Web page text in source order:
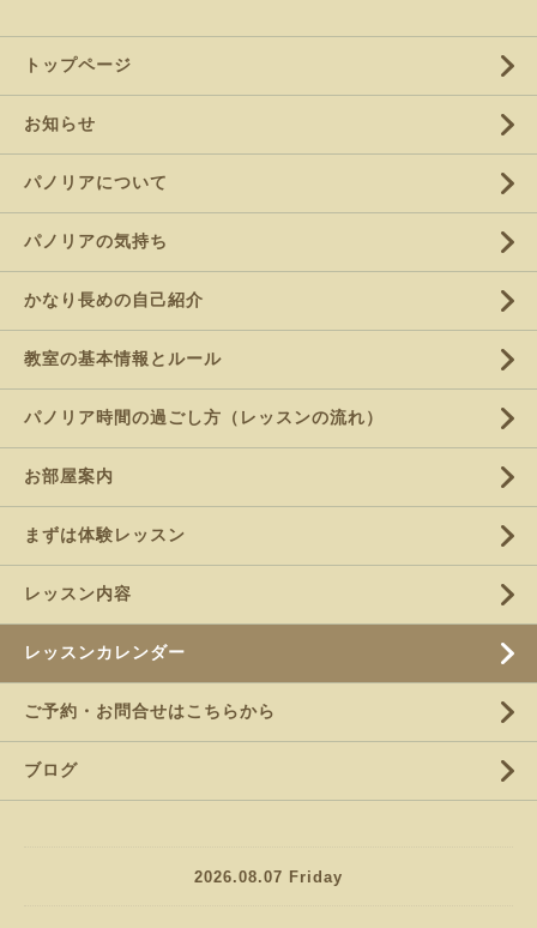
トップページ
お知らせ
パノリアについて
パノリアの気持ち
かなり長めの自己紹介
教室の基本情報とルール
パノリア時間の過ごし方（レッスンの流れ）
お部屋案内
まずは体験レッスン
レッスン内容
レッスンカレンダー
ご予約・お問合せはこちらから
ブログ
2026.08.07 Friday